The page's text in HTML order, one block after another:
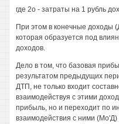
где 2о - затраты на 1 рубль
При этом в конечные доходы
которая образуется под
доходов.
Дело в том, что базовая
результатом предыдущих
ДТП, не только входит
взаимодействуя с этими
прибыль, но и переходит по
взаимодействия с ними